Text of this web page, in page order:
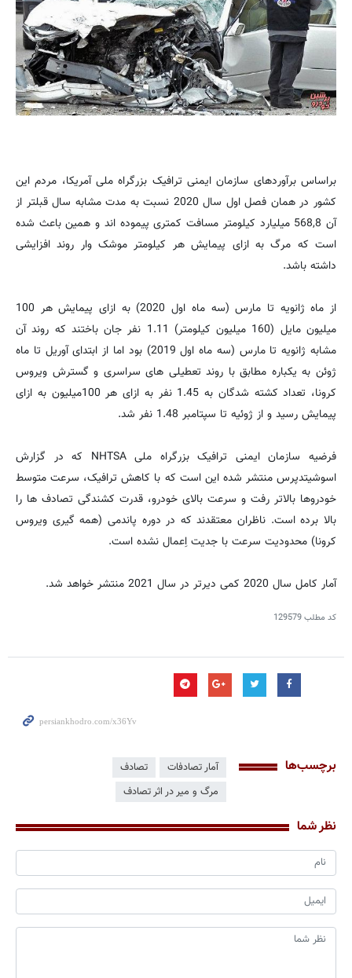
براساس برآوردهای سازمان ایمنی ترافیک بزرگراه ملی آمریکا، مردم این
کشور در همان فصل اول سال 2020 نسبت به مدت مشابه سال قبلتر از
آن 568,8 میلیارد کیلومتر مسافت کمتری پیموده اند و همین باعث شده
است که مرگ به ازای پیمایش هر کیلومتر موشک وار روند افزایشی
داشته باشد.
از ماه ژانویه تا مارس (سه ماه اول 2020) به ازای پیمایش هر 100
میلیون مایل (160 میلیون کیلومتر) 1.11 نفر جان باختند که روند آن
مشابه ژانویه تا مارس (سه ماه اول 2019) بود اما از ابتدای آوریل تا ماه
ژوئن به یکباره مطابق با روند تعطیلی های سراسری و گسترش ویروس
کرونا، تعداد کشته شدگان به 1.45 نفر به ازای هر 100میلیون به ازای
پیمایش رسید و از ژوئیه تا سپتامبر 1.48 نفر شد.
فرضیه سازمان ایمنی ترافیک بزرگراه ملی NHTSA‌ که در گزارش
اسوشیتدپرس منتشر شده این است که با کاهش ترافیک، سرعت متوسط
خودروها بالاتر رفت و سرعت بالای خودرو، قدرت کشندگی تصادف ها را
بالا برده است. ناظران معتقدند که در دوره پاندمی (همه گیری ویروس
کرونا) محدودیت سرعت با جدیت اِعمال نشده است.
آمار کامل سال 2020 کمی دیرتر در سال 2021 منتشر خواهد شد.
کد مطلب129579
برچسب‌ها آمار تصادفات
تصادف
مرگ و میر در اثر تصادف
نظر شما